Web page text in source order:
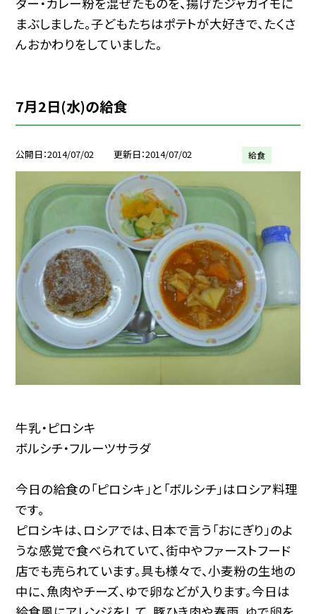
まぶしました。子どもたちはポテトが大好きで、たくさ
んおかわりをしていました。
7月2日(水)の給食
公開日 2014/07/02 更新日 2014/07/02 給食
牛乳・ピロシキ
ボルシチ・フルーツサラダ
今日の給食の「ピロシキ」と「ボルシチ」はロシア料理
です。
ピロシキは、ロシアでは、日本で言う「おにぎり」のよ
うな感覚で食べられていて、街中やファーストフード
店でも売られています。具も様々で、小麦粉の生地の
中に、魚肉やチーズ、ゆで卵などが入ります。今日は